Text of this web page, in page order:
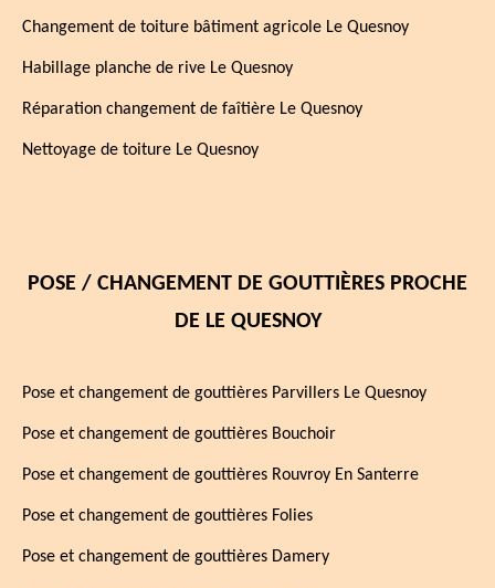
Changement de toiture bâtiment agricole Le Quesnoy
Habillage planche de rive Le Quesnoy
Réparation changement de faîtière Le Quesnoy
Nettoyage de toiture Le Quesnoy
POSE / CHANGEMENT DE GOUTTIÈRES PROCHE
DE LE QUESNOY
Pose et changement de gouttières Parvillers Le Quesnoy
Pose et changement de gouttières Bouchoir
Pose et changement de gouttières Rouvroy En Santerre
Pose et changement de gouttières Folies
Pose et changement de gouttières Damery